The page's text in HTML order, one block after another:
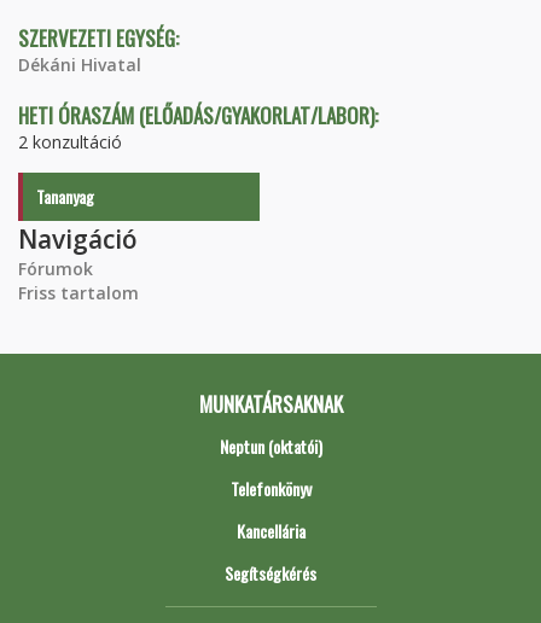
SZERVEZETI EGYSÉG:
Dékáni Hivatal
HETI ÓRASZÁM (ELŐADÁS/GYAKORLAT/LABOR):
2 konzultáció
Tananyag
Navigáció
Fórumok
Friss tartalom
MUNKATÁRSAKNAK
Neptun (oktatói)
Telefonkönyv
Kancellária
Segítségkérés